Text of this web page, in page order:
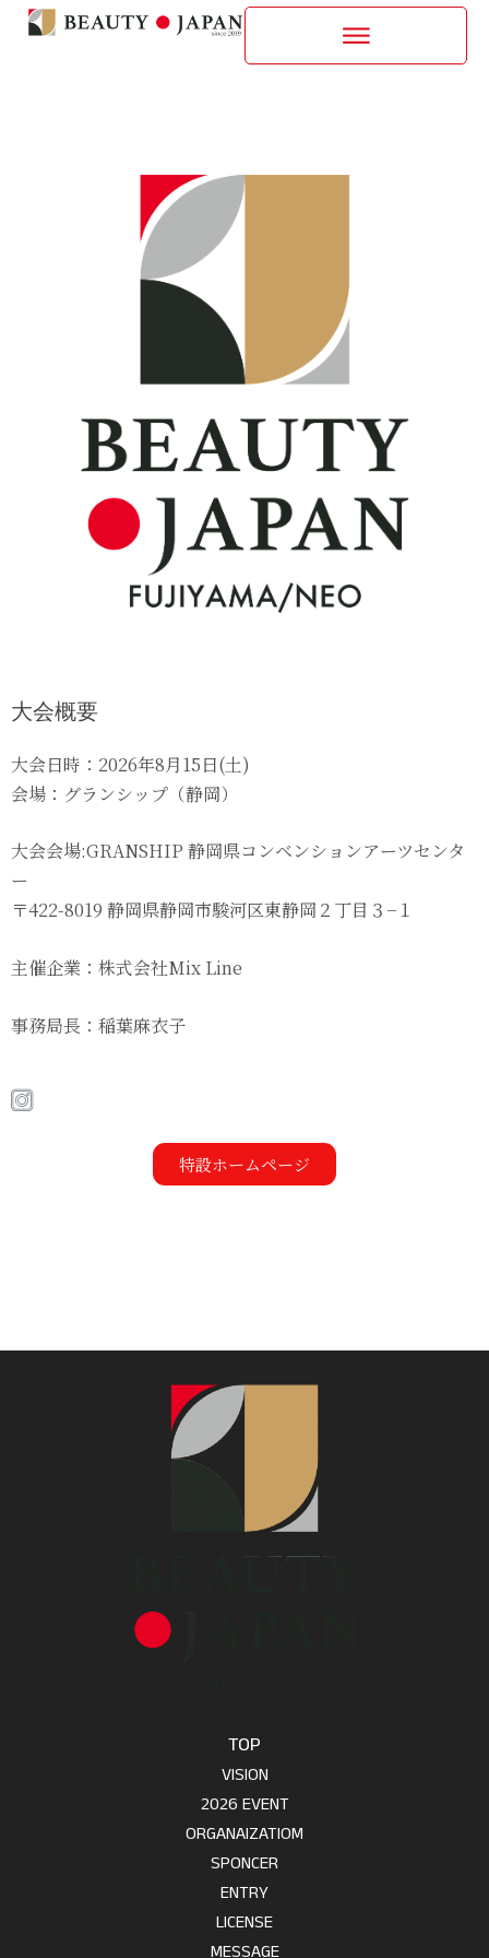
FUJIYAMA/NEOエリア
大会概要
大会日時：2026年8月15日(土)
会場：グランシップ（静岡）
大会会場:GRANSHIP 静岡県コンベンションアーツセンタ
ー
〒422-8019 静岡県静岡市駿河区東静岡２丁目３−１
主催企業： 株式会社Mix Line
事務局長：稲葉麻衣子
特設ホームページ
TOP
VISION
2026 EVENT
ORGANAIZATIOM
SPONCER
ENTRY
LICENSE
MESSAGE